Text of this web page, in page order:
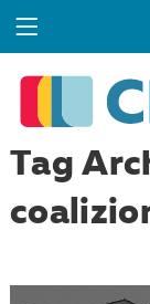
Tag